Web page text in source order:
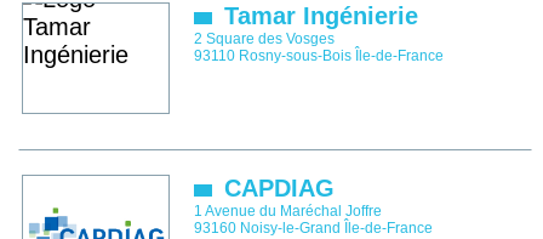
Tamar Ingénierie
2 Square des Vosges
93110 Rosny-sous-Bois Île-de-France
CAPDIAG
1 Avenue du Maréchal Joffre
93160 Noisy-le-Grand Île-de-France